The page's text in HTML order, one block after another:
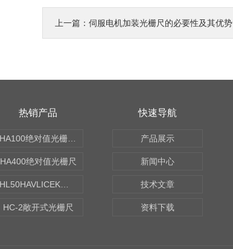
上一篇： 伺服电机加装光栅尺的必要性及其优势
热销产品
HA400绝对值光栅尺
HC-2敞开式光栅尺
快速导航
产品展示
新闻中心
技术文章
资料下载